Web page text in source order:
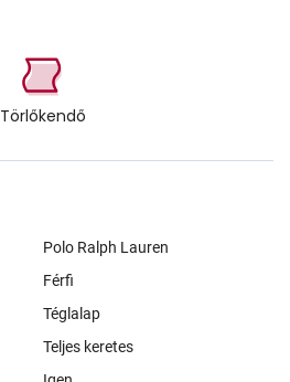
Törlőkendő
Polo Ralph Lauren
Férfi
Téglalap
Teljes keretes